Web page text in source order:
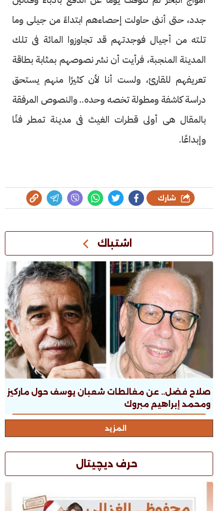
جدد، حتى أننى حاولت إحصاءهم ابتداءً من جيلى وما
تلته من أجيال فوجدتهم قد تجاوزوا المائة فى تلك
المدينة المنجبة، فرأيت أن نشر نصوصهم بمثابة بطاقة
تعريفهم للقارئ، ولست أنا لأن كثيرًا منهم يستحق
دراسة كاشفة ومطولة تخصه وحده.. والنصوص المرفقة
بالمقال هى أولى قطرات الغيث فى مدينة تمطر فنًا
وإبداعًا.
شارك
اشتباك
صلاح فضل.. عن مغالطات شعبان يوسف حول ماركيز
ومحمد إبراهيم مبروك
المزيد
حرف ديچيتال